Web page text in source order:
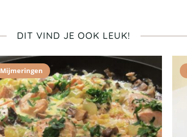
DIT VIND JE OOK LEUK!
Mijmeringen